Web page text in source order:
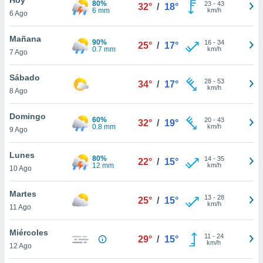
y
en
más
de
6 Ago
80%
6 mm
32° / 18° 23- 43
km/h
Mañana
7 Ago
90%
0.7 mm
25° / 17° 16- 34
km/h
Sábado
8 Ago
34° / 17° 28- 53
km/h
Domingo
9 Ago
60%
0.8 mm
32° / 19° 20- 43
km/h
Lunes
10 Ago
80%
12 mm
22° / 15° 14- 35
km/h
Martes
11 Ago
25° / 15° 13- 28
km/h
Miércoles
12 Ago
29° / 15° 11 - 24
km/h